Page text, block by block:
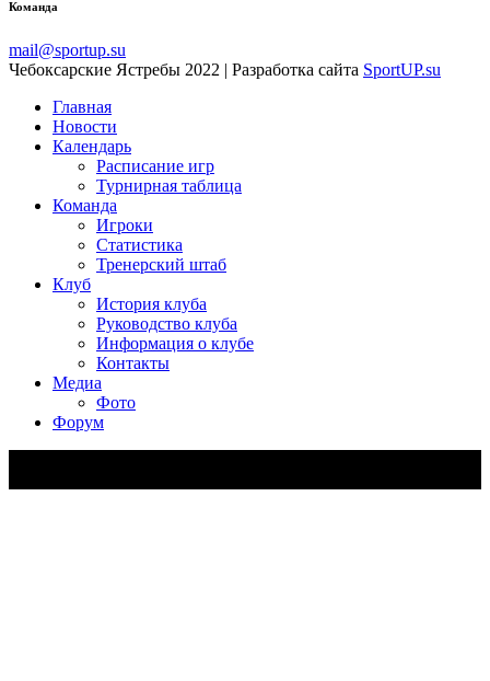
Команда
mail@sportup.su
Чебоксарские Ястребы 2022 | Разработка сайта SportUP.su
Главная
Новости
Календарь
Расписание игр
Турнирная таблица
Команда
Игроки
Статистика
Тренерский штаб
Клуб
История клуба
Руководство клуба
Информация о клубе
Контакты
Медиа
Фото
Форум